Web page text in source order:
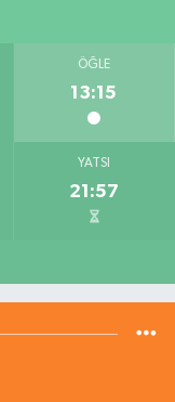
ÖĞLE
13:15
YATSI
21:57